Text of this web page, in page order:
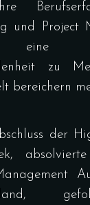
und Project
eine
zu
bereichern
der